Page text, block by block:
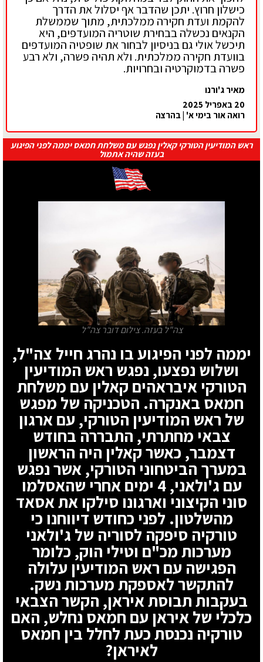
כישלון חרוץ. יתכן שהדבר אף יסלול את הדרך
להקמת ועדת חקירה ממלכתית, מתוך שממשלת
הקנאים נכשלה בבחירת שוטריה המועדפים, היא
תיכשל אולי גם בניסיון לבחור את שופטיה המועדפים
בוועדת חקירה ממלכתית. ולא תהיה פשרה, ולא רבע
פשרה בדמוקרטיה ובחרויות.
מאיר ג'ורנו
20 באפריל 2025
רואה אור בימי א' | בהרצה
ראש המודיעין הטורקי קאלין נפגש עם משלחת חמאס יממה לפני הפיגוע
בעזה שהיה אתמול
צה"ל בעזה. צילום דובר צה"ל
יממה לפני הפיגוע בו נהרג חייל צה"ל,
ושלוש נפצעו, נפגש ראש המודיעין
הטורקי איבראהים קאלין עם משלחת
חמאס באנקרה. הטכניקה של מפגש
של ראש המודיעין הטורקי, עם ארגון
צבאי מחתרתי, התבררה בחודש
דצמבר, כאשר קאלין היה הראשון
במערך הביטחוני הטורקי, אשר נפגש
עם ג'ולאני, 4 ימים אחרי שהאסלמו
סוני הקיצוני וארגונו סילקו את אסאד
מהשלטון. לפני כחודש דיווחנו כי
טורקיה סיפקה לסוריה של ג'ולאני
מערכות מכ"ם וטילי הוק, כלומר
הפגישה עם ראש המודיעין עלולה
להתקשר לאספקת מערכות נשק.
בעקבות תבוסת איראן, הקשר הצבאי
כלכלי של איראן עם חמאס נחלש, האם
טורקיה נכנסת כעת לחלל בין חמאס
לאיראן?